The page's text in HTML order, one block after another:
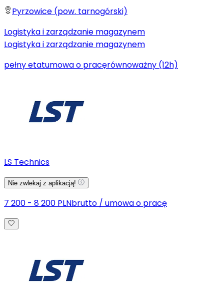
Pyrzowice (pow. tarnogórski)
Logistyka i zarządzanie magazynem
Logistyka i zarządzanie magazynem
pełny etatumowa o pracęrównoważny (12h)
LS Technics
Nie zwlekaj z aplikacją!
7 200 - 8 200 PLNbrutto / umowa o pracę